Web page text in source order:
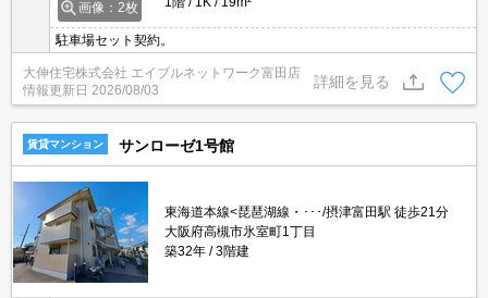
画像：2枚
駐車場セット契約。
大伸住宅株式会社 エイブルネットワーク富田店
情報更新日 2026/08/03
詳細を見る
賃貸マンション サンローゼ1号館
東海道本線<琵琶湖線・･･･/摂津富田駅 徒歩21分
大阪府高槻市氷室町1丁目
築32年
3階建